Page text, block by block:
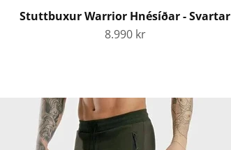
Stuttbuxur Warrior Hnésíðar - Svartar
Tilboðsverð
8.990 kr